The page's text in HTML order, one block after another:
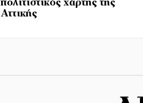
πολιτιστικός χάρτης της
Αττικής